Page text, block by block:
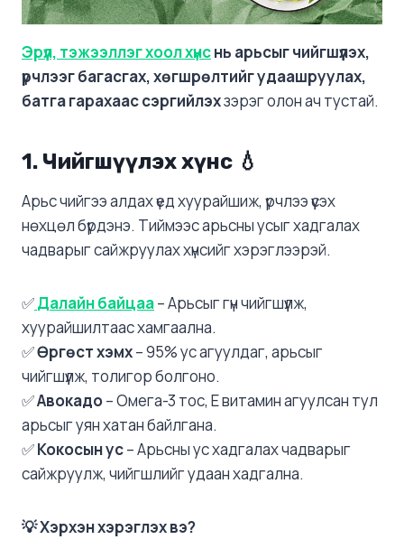
Эрүүл, тэжээллэг хоол хүнснь арьсыг чийгшүүлэх,
үрчлээг багасгах, хөгшрөлтийг удаашруулах,
батга гарахаас сэргийлэхзэрэг олон ач тустай.
1. Чийгшүүлэх хүнс 💧
Арьс чийгээ алдах үед хуурайшиж, үрчлээ үүсэх
нөхцөл бүрдэнэ. Тиймээс арьсны усыг хадгалах
чадварыг сайжруулах хүнсийг хэрэглээрэй.
✅Далайн байцаа– Арьсыг гүн чийгшүүлж,
хуурайшилтаас хамгаална.
✅Өргөст хэмх– 95% ус агуулдаг, арьсыг
чийгшүүлж, толигор болгоно.
✅Авокадо– Омега-3 тос, Е витамин агуулсан тул
арьсыг уян хатан байлгана.
✅Кокосын ус– Арьсны ус хадгалах чадварыг
сайжруулж, чийгшлийг удаан хадгална.
💡 Хэрхэн хэрэглэх вэ?